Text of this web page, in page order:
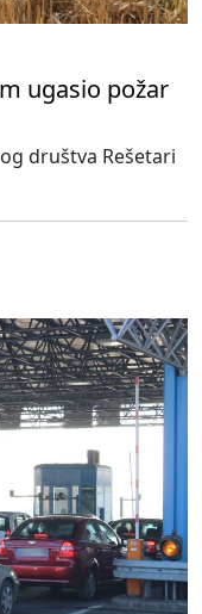
ugasio požar
društva Rešetari